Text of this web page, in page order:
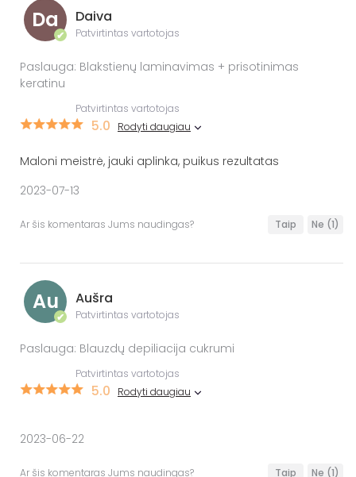
Da
✔
Daiva
Patvirtintas vartotojas
Paslauga: Blakstienų laminavimas + prisotinimas
keratinu
Patvirtintas vartotojas
5.0 Rodyti daugiau
Maloni meistrė, jauki aplinka, puikus rezultatas
2023-07-13
Ar šis komentaras Jums naudingas? Taip Ne (1)
Au
✔
Aušra
Patvirtintas vartotojas
Paslauga: Blauzdų depiliacija cukrumi
Patvirtintas vartotojas
5.0 Rodyti daugiau
2023-06-22
Ar šis komentaras Jums naudingas? Taip Ne (1)